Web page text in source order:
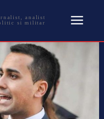
analist
si militar